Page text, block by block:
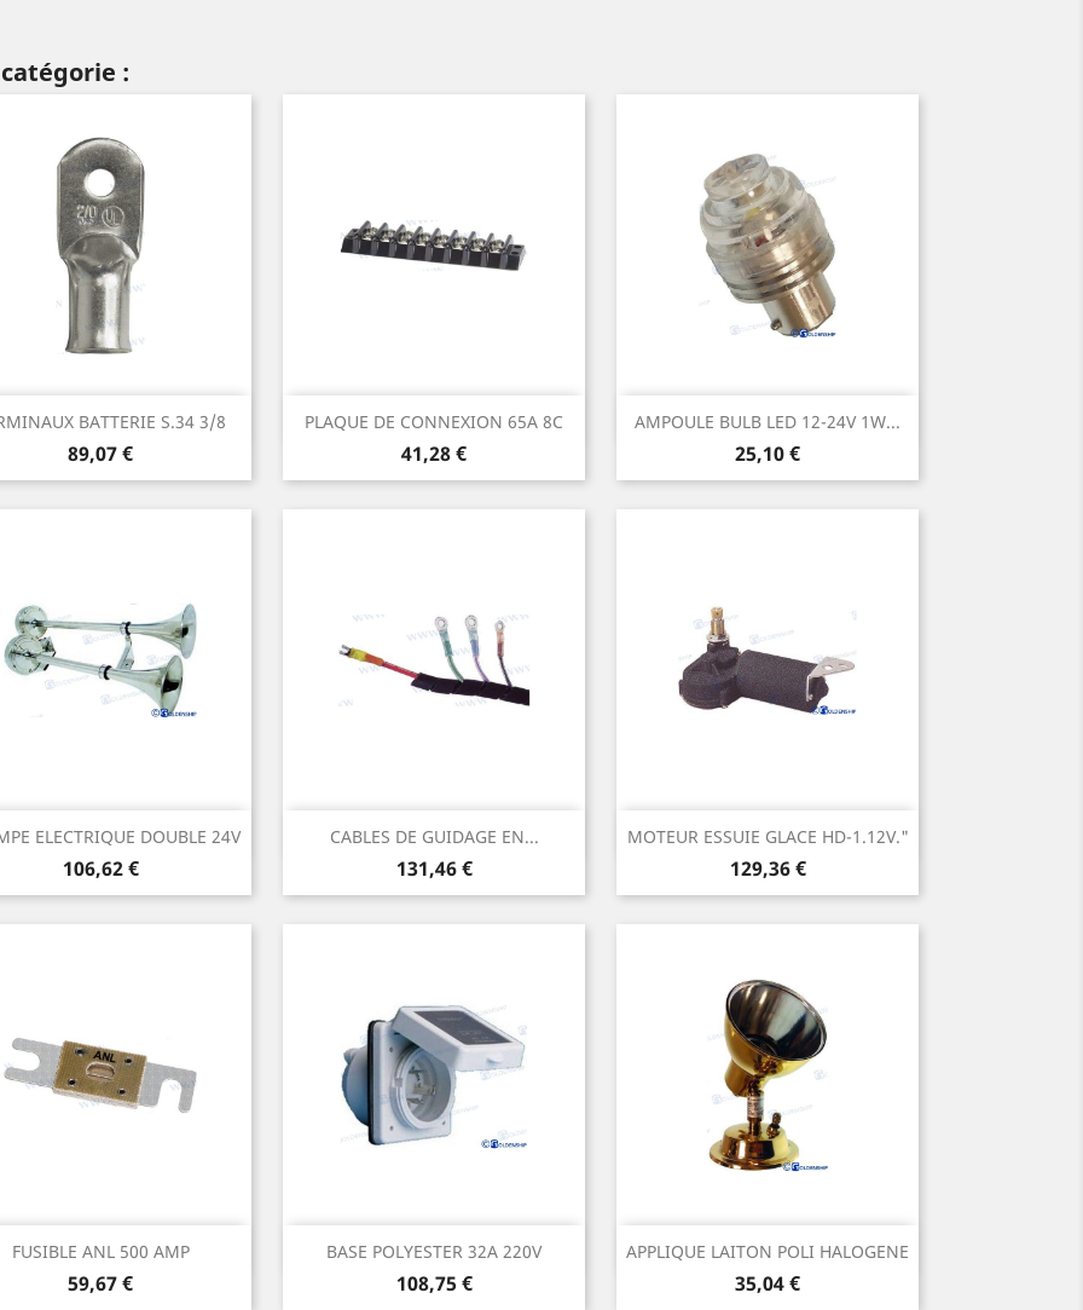
:
BATTERIE S.34 3/8
Prix
89,07 €
Aperçu rapide PLAQUE DE CONNEXION 65A 8C
Prix
41,28 €
Aperçu rapide AMPOULE BULB LED 12-24V 1W...
Prix
25,10 €
 Aperçu rapide
ELECTRIQUE DOUBLE 24V
Prix
106,62 €
Aperçu rapide CABLES DE GUIDAGE EN...
Prix
131,46 €
Aperçu rapide MOTEUR ESSUIE GLACE HD-1.12V."
Prix
129,36 €
Aperçu rapide
FUSIBLE ANL 500 AMP
Prix
59,67 €
Aperçu rapide BASE POLYESTER 32A 220V
Prix
108,75 €
Aperçu rapide APPLIQUE LAITON POLI HALOGENE
Prix
35,04 €
Aperçu rapide